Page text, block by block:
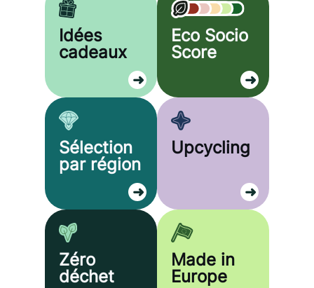
Idées
cadeaux
Eco Socio
Score
Sélection
par région
Upcycling
Zéro
déchet
Made in
Europe